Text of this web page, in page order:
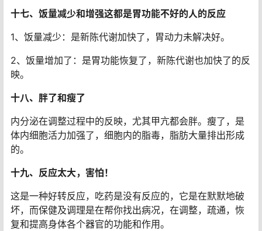
十七、饭量减少和增强这都是胃功能不好的人的反应
1、饭量减少：是新陈代谢加快了，胃动力未解决好。
2、饭量增加了：是胃功能恢复了，新陈代谢也加快了的反
映。
十八、胖了和瘦了
内分泌在调整过程中的反映，尤其甲亢都会胖。瘦了，是
体内细胞活力加强了，细胞内的脂毒，脂肪大量排出形成
的。
十九、反应太大，害怕！
这是一种好转反应，吃药是没有反应的，它是在默默地破
坏，而保健及调理是在帮你找出病况，在调整，疏通，恢
复和提高身体各个器官的功能和作用。